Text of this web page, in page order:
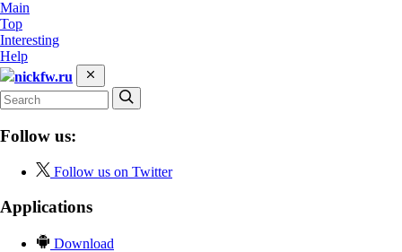
Main
Top
Interesting
Help
nickfw.ru
Follow us:
Follow us on Twitter
Applications
Download